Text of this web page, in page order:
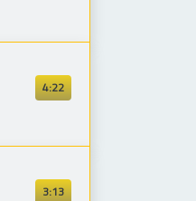
4:22
3:13